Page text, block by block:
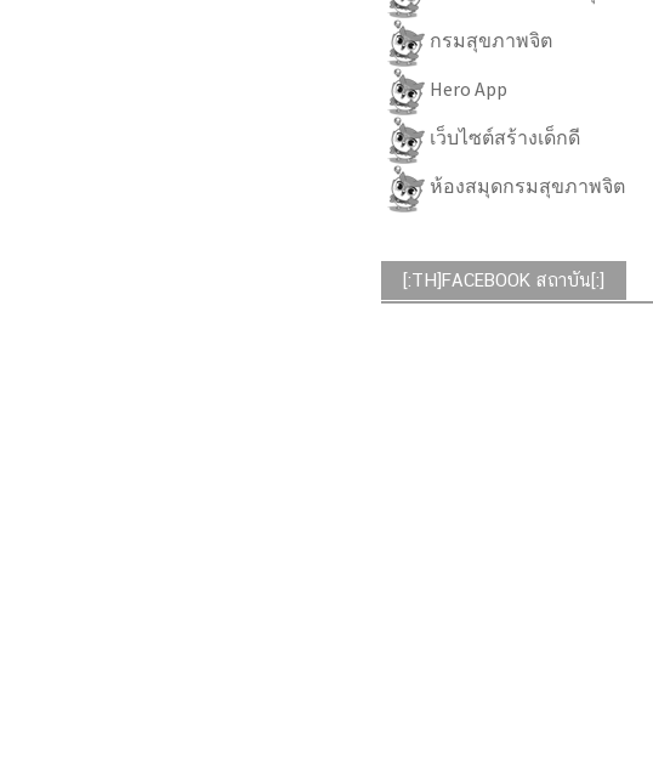
กรมสุขภาพจิต
Hero App
เว็บไซต์สร้างเด็กดี
ห้องสมุดกรมสุขภาพจิต
[:TH]FACEBOOK สถาบัน[:]